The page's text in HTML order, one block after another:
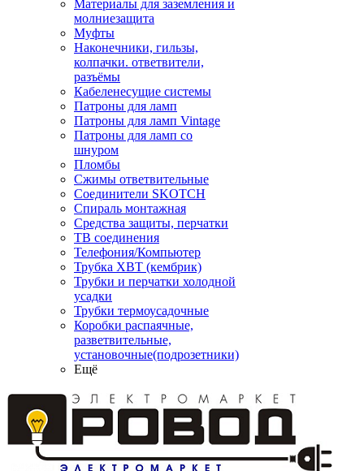
Материалы для заземления и
молниезащита
Муфты
Наконечники, гильзы,
колпачки. ответвители,
разъёмы
Кабеленесущие системы
Патроны для ламп
Патроны для ламп Vintage
Патроны для ламп со
шнуром
Пломбы
Сжимы ответвительные
Соединители SKOTCH
Спираль монтажная
Средства защиты, перчатки
ТВ соединения
Телефония/Компьютер
Трубка ХВТ (кембрик)
Трубки и перчатки холодной
усадки
Трубки термоусадочные
Коробки распаячные,
разветвительные,
установочные(подрозетники)
Ещё